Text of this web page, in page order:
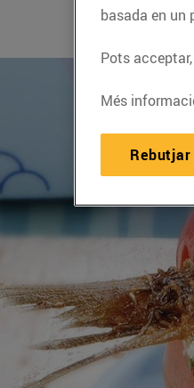
basada en un
Pots
Més
Rebutjar